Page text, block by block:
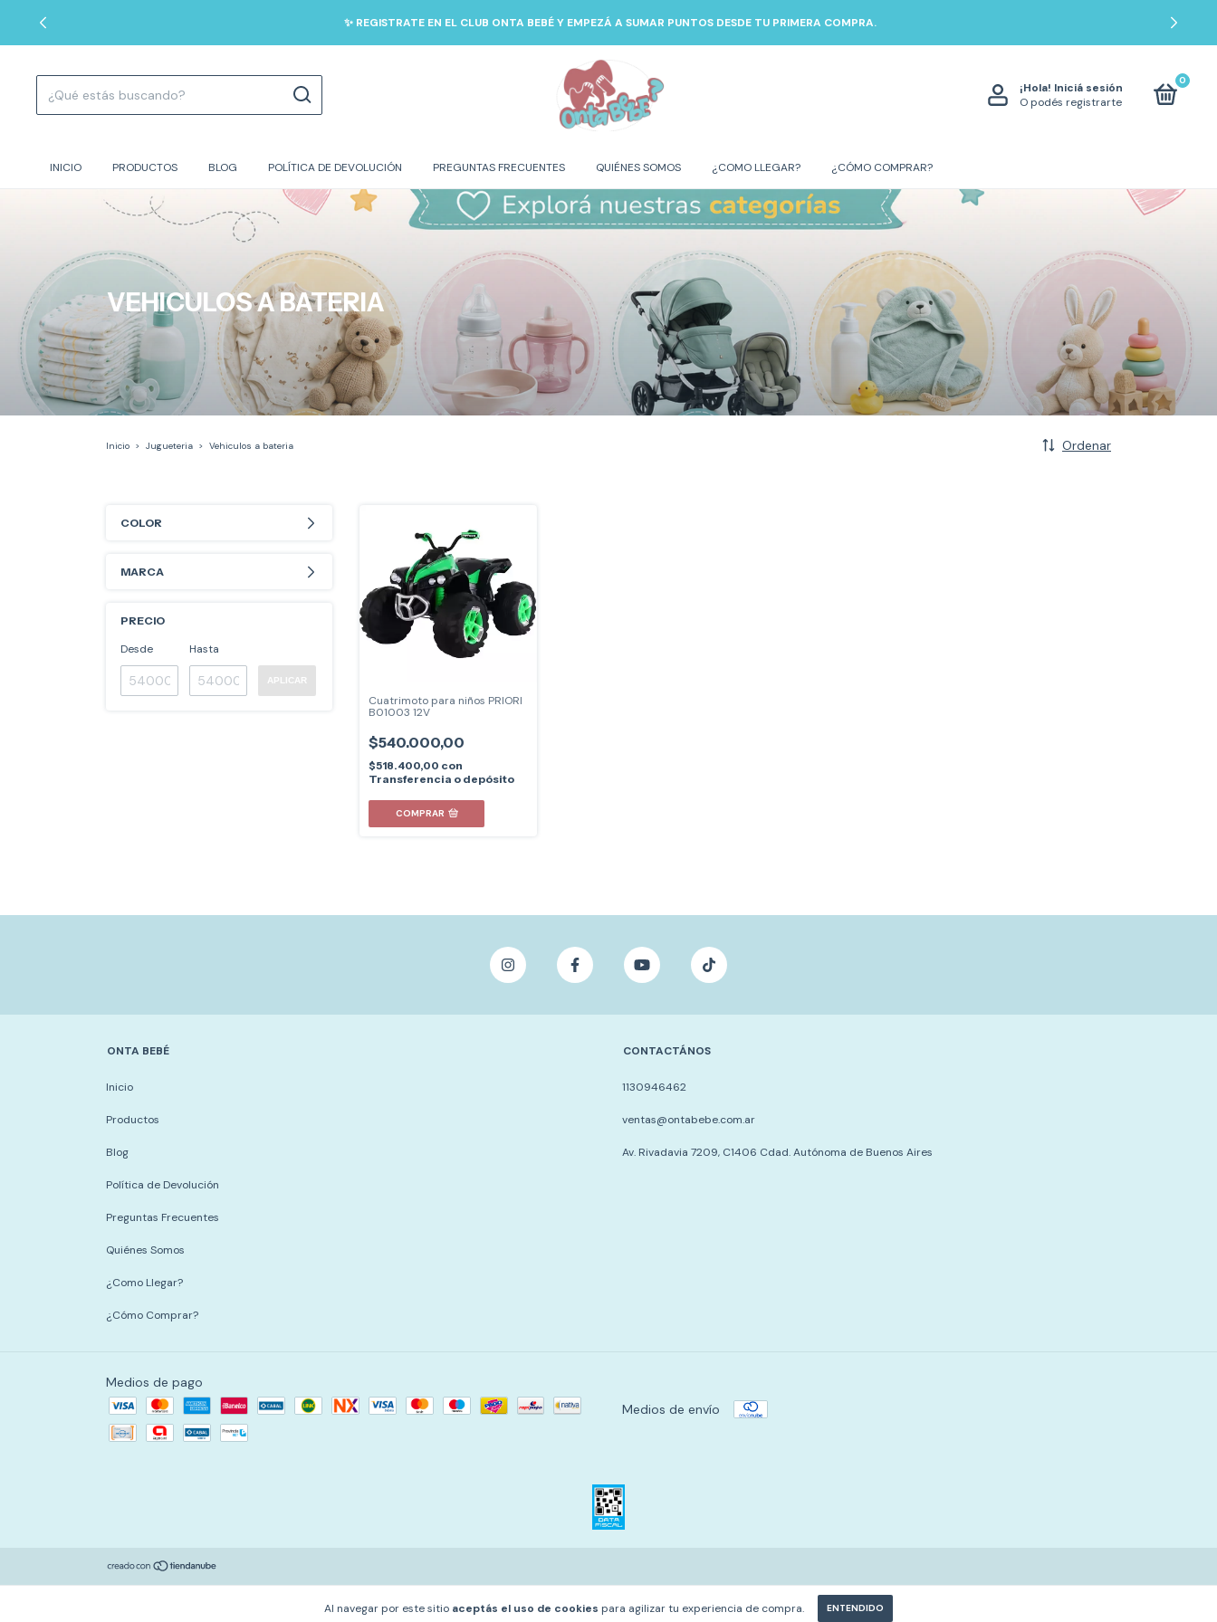
✨ REGISTRATE EN EL CLUB ONTA BEBÉ Y EMPEZÁ A SUMAR PUNTOS DESDE TU PRIMERA COMPRA.
¡Hola! Iniciá sesión
O podés registrarte
0
INICIO PRODUCTOS BLOG POLÍTICA DE DEVOLUCIÓN PREGUNTAS FRECUENTES QUIÉNES SOMOS ¿COMO LLEGAR? ¿CÓMO COMPRAR?
Al navegar por este sitio aceptás el uso de cookies para agilizar tu experiencia de compra. ENTENDIDO
VEHICULOS A BATERIA
Inicio > Jugueteria > Vehiculos a bateria Ordenar
COLOR
MARCA
PRECIO
Desde Hasta
APLICAR
Cuatrimoto para niños PRIORI
B01003 12V
$540.000,00
$518.400,00 con
Transferencia o depósito
COMPRAR
ONTA BEBÉ
Inicio
Productos
Blog
Política de Devolución
Preguntas Frecuentes
Quiénes Somos
¿Como Llegar?
¿Cómo Comprar?
CONTACTÁNOS
1130946462
ventas@ontabebe.com.ar
Av. Rivadavia 7209, C1406 Cdad. Autónoma de Buenos Aires
Medios de pago
Medios de envío